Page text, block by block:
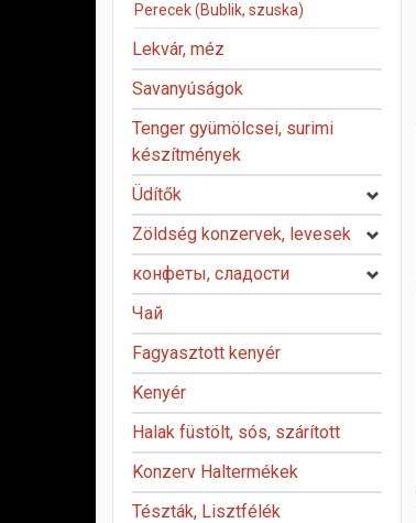
Perecek (Bublik, szuska)
Lekvár, méz
Savanyúságok
Tenger gyümölcsei, surimi
készítmények
Üdítők
Zöldség konzervek, levesek
конфеты, сладости
Чай
Fagyasztott kenyér
Kenyér
Halak füstölt, sós, szárított
Konzerv Haltermékek
Tészták, Lisztfélék